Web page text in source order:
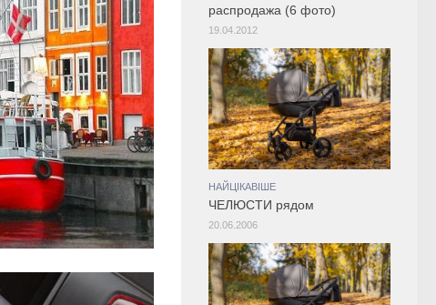
распродажа (6 фото)
19.04.2012
НАЙЦІКАВІШЕ
ЧЕЛЮСТИ рядом
20.06.2006